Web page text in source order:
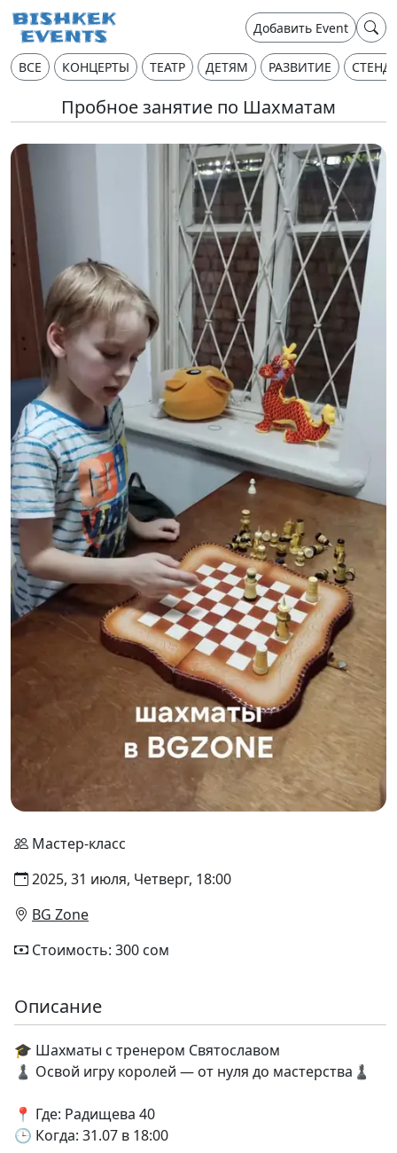
Добавить Event
ВСЕ КОНЦЕРТЫ ТЕАТР ДЕТЯМ РАЗВИТИЕ
Пробное занятие по Шахматам
Мастер-класс
2025, 31 июля, Четверг, 18:00
BG Zone
Стоимость: 300 сом
Описание
🎓 Шахматы с тренером Святославом
♟️ Освой игру королей — от нуля до мастерства♟️
📍 Где: Радищева 40
🕒 Когда: 31.07 в 18:00